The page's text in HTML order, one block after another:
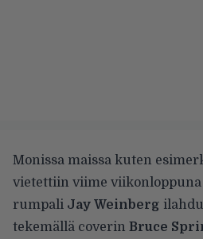
Monissa maissa kuten
vietettiin viime viikonloppuna
rumpali Jay Weinberg
tekemällä coverin Bruce